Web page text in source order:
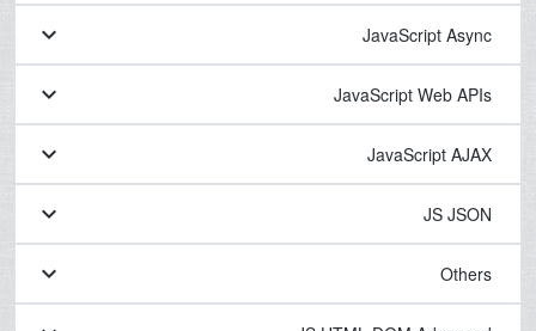
JavaScript Async
keyboard_arrow_down
JavaScript Web APIs
keyboard_arrow_down
JavaScript AJAX
keyboard_arrow_down
JS JSON
keyboard_arrow_down
Others
keyboard_arrow_down